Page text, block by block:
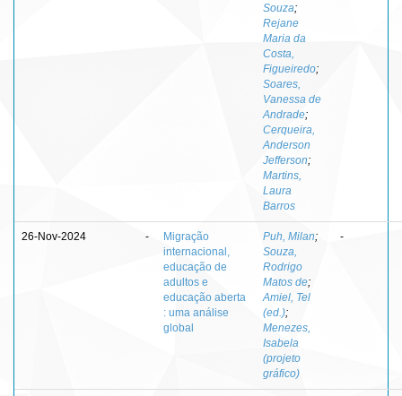
Souza;
Rejane
Maria da
Costa,
Figueiredo;
Soares,
Vanessa de
Andrade;
Cerqueira,
Anderson
Jefferson;
Martins,
Laura
Barros
26-Nov-2024 -
Migração
internacional,
educação de
adultos e
educação aberta
: uma análise
global
Puh, Milan;
Souza,
Rodrigo
Matos de;
Amiel, Tel
(ed.);
Menezes,
Isabela
(projeto
gráfico)
-